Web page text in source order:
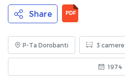
Share PDF
P-Ta Dorobanti 3 camere
1974